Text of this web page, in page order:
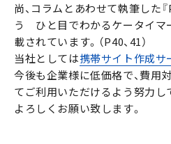
尚、コラムとあわせて執筆した
う ひと目でわかるケータイマ
載されています。（P40、41）
当社としては携帯サイト作成サ
今後も企業様に低価格で、費用
てご利用いただけるよう努力し
よろしくお願い致します。